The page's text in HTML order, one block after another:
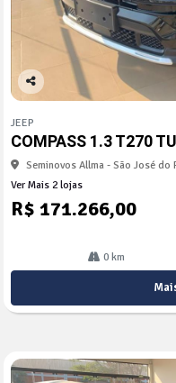
Co
arti
lhe
JEEP
COMPASS 1.3 T270
Seminovos Allma - São José do
Ver Mais 2 lojas
R$ 171.266,00
0 km